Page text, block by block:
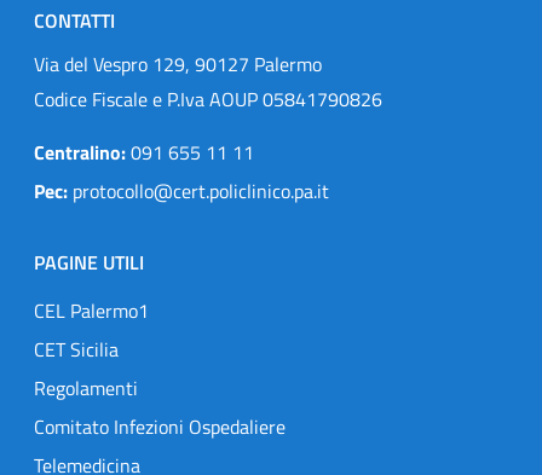
CONTATTI
Via del Vespro 129, 90127 Palermo
Codice Fiscale e P.Iva AOUP 05841790826
Centralino:091 655 11 11
Pec: protocollo@cert.policlinico.pa.it
PAGINE UTILI
CEL Palermo1
CET Sicilia
Regolamenti
Comitato Infezioni Ospedaliere
Telemedicina